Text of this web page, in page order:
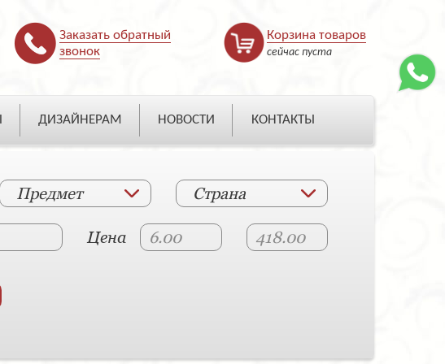
Заказать обратный
звонок
Корзина товаров
сейчас пуста
ДИЗАЙНЕРАМ НОВОСТИ КОНТАКТЫ
Предмет Страна
Цена